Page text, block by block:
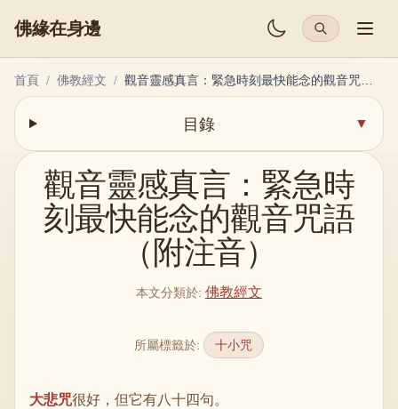
佛緣在身邊
首頁 / 佛教經文 /
目錄 ▼
觀音靈感真言：緊急時
刻最快能念的觀音咒語
（附注音）
本文分類於: 佛教經文
所屬標籤於: 十小咒
大悲咒很好，但它有八十四句。